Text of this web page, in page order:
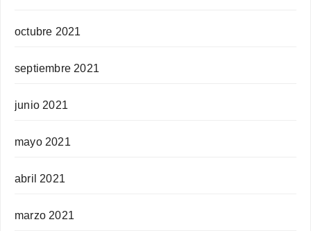
octubre 2021
septiembre 2021
junio 2021
mayo 2021
abril 2021
marzo 2021